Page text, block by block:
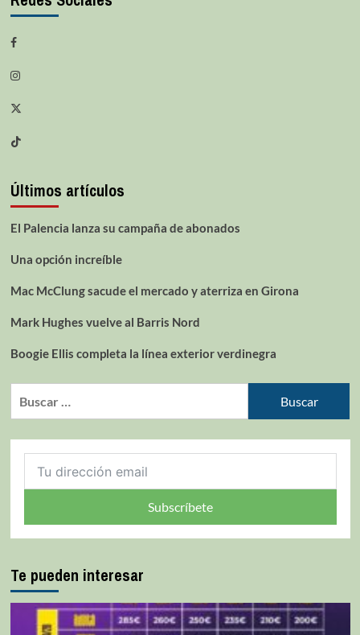
Últimos artículos
El Palencia lanza su campaña de abonados
Una opción increíble
Mac McClung sacude el mercado y aterriza en Girona
Mark Hughes vuelve al Barris Nord
Boogie Ellis completa la línea exterior verdinegra
Subscríbete
Te pueden interesar